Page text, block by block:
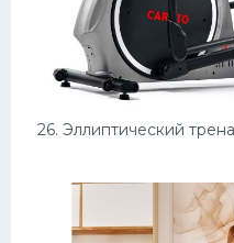
26. Эллиптический